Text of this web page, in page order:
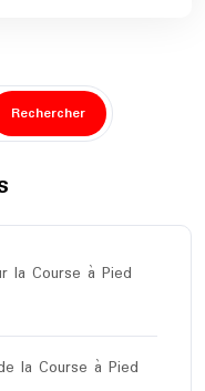
Rechercher
la Course à Pied
la Course à Pied